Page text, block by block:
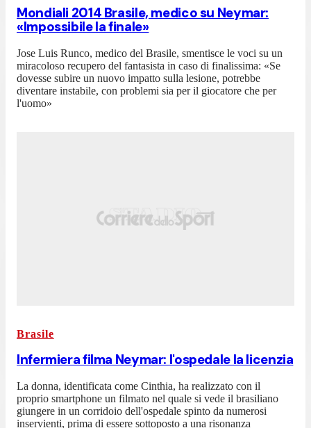
Mondiali 2014 Brasile, medico su Neymar:
«Impossibile la finale»
Jose Luis Runco, medico del Brasile, smentisce le voci su un
miracoloso recupero del fantasista in caso di finalissima: «Se
dovesse subire un nuovo impatto sulla lesione, potrebbe
diventare instabile, con problemi sia per il giocatore che per
l'uomo»
Brasile
Infermiera filma Neymar: l'ospedale la licenzia
La donna, identificata come Cinthia, ha realizzato con il
proprio smartphone un filmato nel quale si vede il brasiliano
giungere in un corridoio dell'ospedale spinto da numerosi
inservienti, prima di essere sottoposto a una risonanza